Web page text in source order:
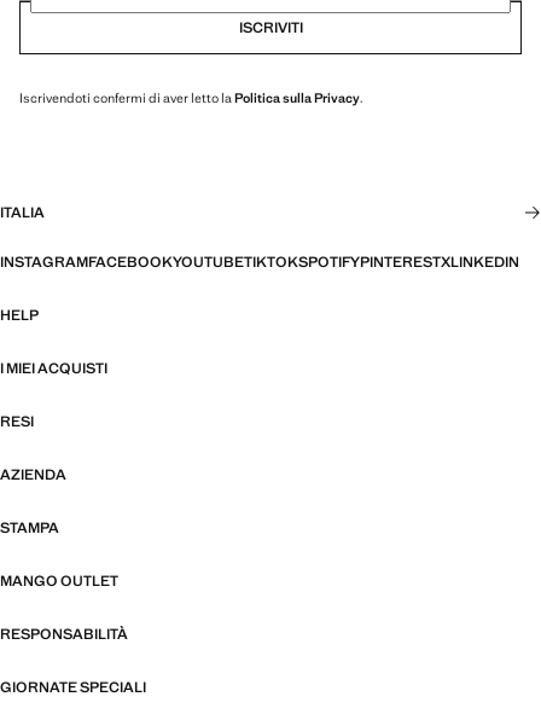
ISCRIVITI
Iscrivendoti confermi di aver letto la Politica sulla Privacy.
ITALIA
INSTAGRAMFACEBOOKYOUTUBETIKTOKSPOTIFYPINTERESTXLINKEDIN
HELP
I MIEI ACQUISTI
RESI
AZIENDA
STAMPA
MANGO OUTLET
RESPONSABILITÀ
GIORNATE SPECIALI